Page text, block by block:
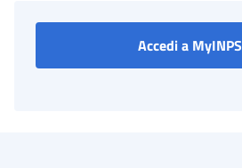
Accedi a MyINPS